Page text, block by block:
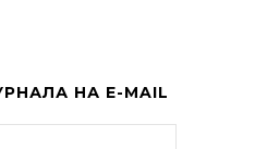
НА E-MAIL